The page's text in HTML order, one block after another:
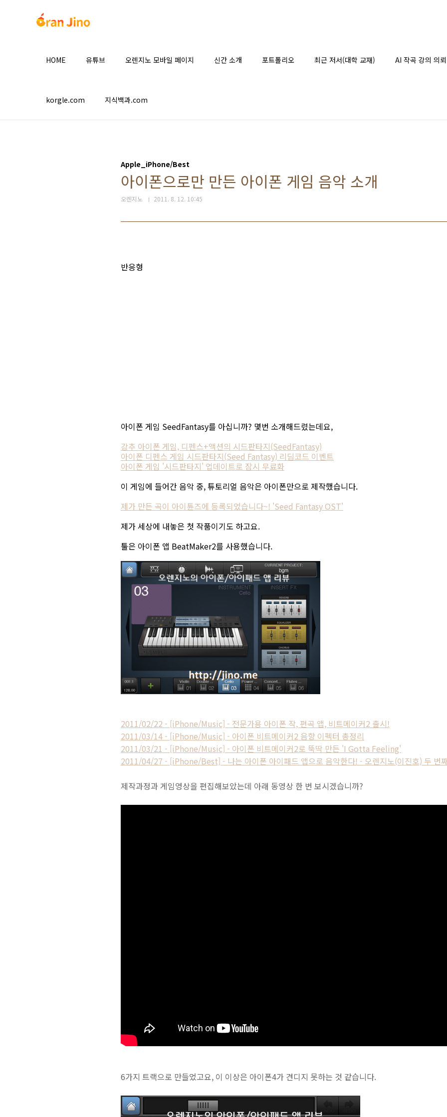
HOME 유튜브 오렌지노 모바일 페이지 신간 소개 포트폴리오 최근 저서(대학 교재) AI 작곡 강의 의뢰
korgle.com 지식백과.com
Apple_iPhone/Best
아이폰으로만 만든 아이폰 게임 음악 소개
오렌지노 2011. 8. 12. 10:45
반응형
아이폰 게임 SeedFantasy를 아십니까? 몇번 소개해드렸는데요,
강추 아이폰 게임, 디펜스+액션의 시드판타지(SeedFantasy)
아이폰 디펜스 게임 시드판타지(Seed Fantasy) 리딤코드 이벤트
아이폰 게임 '시드판타지' 업데이트로 잠시 무료화
이 게임에 들어간 음악 중, 튜토리얼 음악은 아이폰만으로 제작했습니다.
제가 만든 곡이 아이튠즈에 등록되었습니다~! 'Seed Fantasy OST'
제가 세상에 내놓은 첫 작품이기도 하고요.
툴은 아이폰 앱 BeatMaker2를 사용했습니다.
2011/02/22 - [iPhone/Music] - 전문가용 아이폰 작, 편곡 앱, 비트메이커2 출시!
2011/03/14 - [iPhone/Music] - 아이폰 비트메이커2 음향 이펙터 총정리
2011/03/21 - [iPhone/Music] - 아이폰 비트메이커2로 뚝딱 만든 'I Gotta Feeling'
2011/04/27 - [iPhone/Best] - 나는 아이폰 아이패드 앱으로 음악한다! - 오렌지노(이진호) 두 번
제작과정과 게임영상을 편집해보았는데 아래 동영상 한 번 보시겠습니까?
6가지 트랙으로 만들었고요, 이 이상은 아이폰4가 견디지 못하는 것 같습니다.